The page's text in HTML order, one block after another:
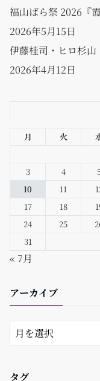
福山ばら祭 2026『
2026年5月15日
伊藤桂司・ヒロ杉
2026年4月12日
月 火
3
4
10
11
17
18
24
25
31
« 7月
アーカイブ
タグ